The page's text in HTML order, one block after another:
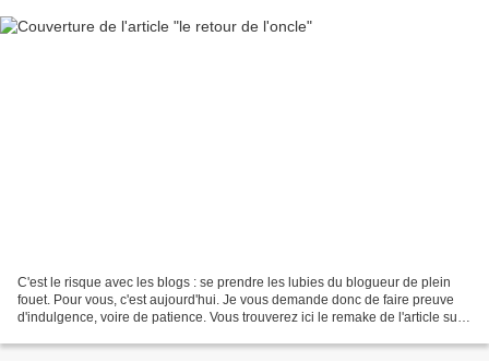
C'est le risque avec les blogs : se prendre les lubies du blogueur de plein
fouet. Pour vous, c'est aujourd'hui. Je vous demande donc de faire preuve
d'indulgence, voire de patience. Vous trouverez ici le remake de l'article sur